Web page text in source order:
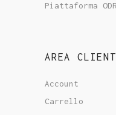
Piattaforma ODR
AREA
Account
Carrello